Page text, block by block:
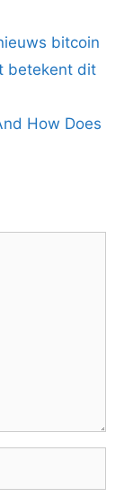
bitcoin
betekent dit
How Does